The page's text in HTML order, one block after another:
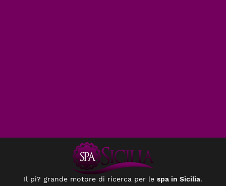
Il pi? grande motore di ricerca per le spa in Sicilia.